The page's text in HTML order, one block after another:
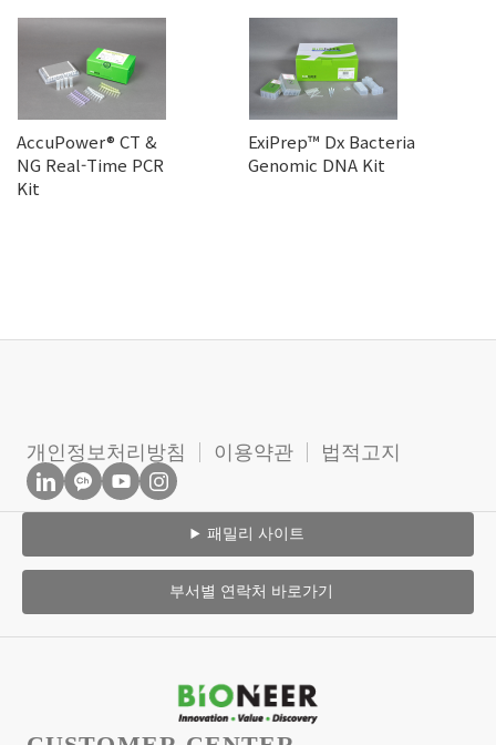
AccuPower® CT &
NG Real-Time PCR
Kit
ExiPrep™ Dx Bacteria
Genomic DNA Kit
개인정보처리방침 이용약관 법적고지
패밀리 사이트
부서별 연락처 바로가기